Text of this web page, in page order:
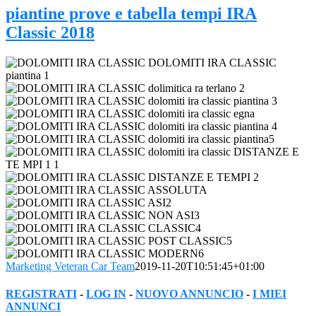
piantine prove e tabella tempi IRA
Classic 2018
Marketing Veteran Car Team2019-11-20T10:51:45+01:00
REGISTRATI - LOG IN - NUOVO ANNUNCIO - I MIEI
ANNUNCI